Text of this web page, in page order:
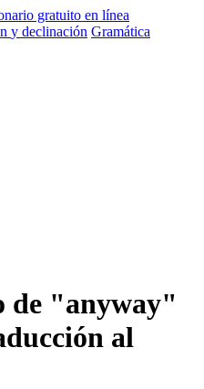
y declinación Gramática
de "anyway"
al